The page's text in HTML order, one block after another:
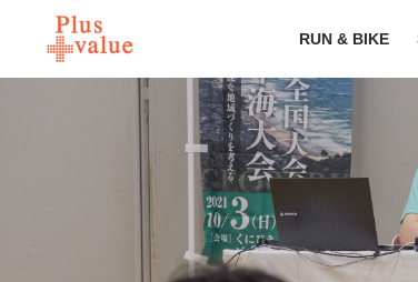
RUN & BIKE